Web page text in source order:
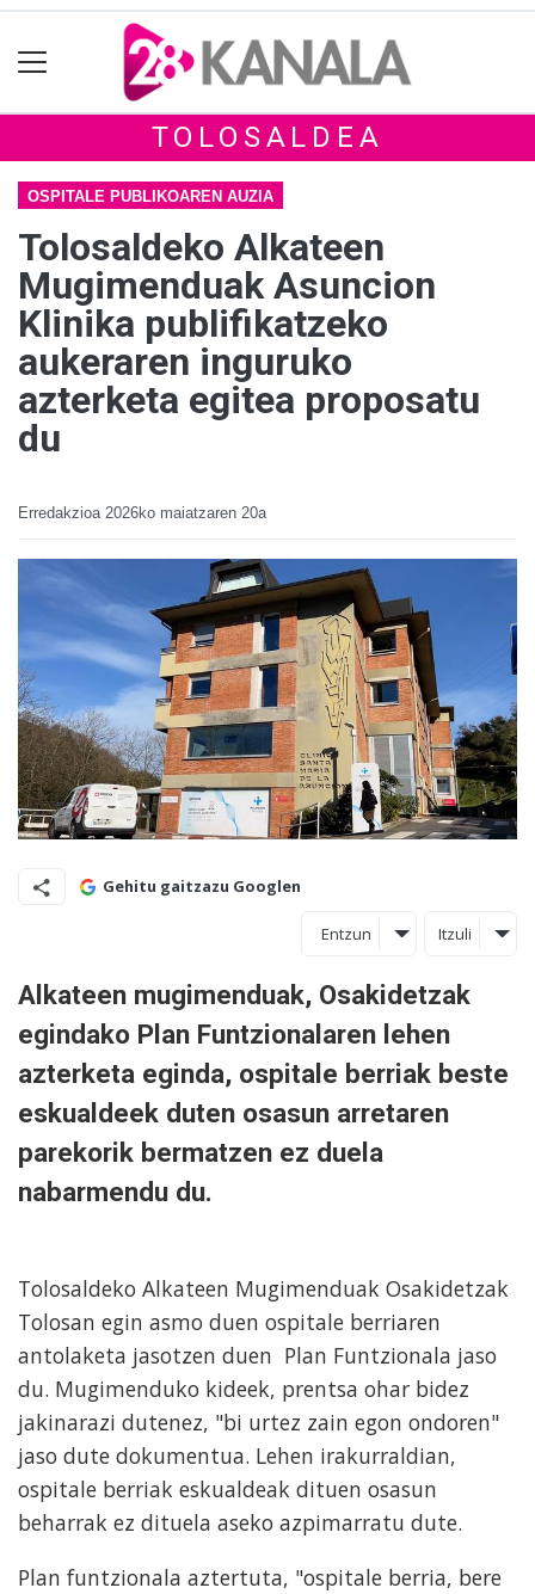
TOLOSALDEA
OSPITALE PUBLIKOAREN AUZIA
Tolosaldeko Alkateen
Mugimenduak Asuncion
Klinika publifikatzeko
aukeraren inguruko
azterketa egitea proposatu
du
Erredakzioa 2026ko maiatzaren 20a
Gehitu gaitzazu Googlen
Entzun Itzuli
Alkateen mugimenduak, Osakidetzak
egindako Plan Funtzionalaren lehen
azterketa eginda, ospitale berriak beste
eskualdeek duten osasun arretaren
parekorik bermatzen ez duela
nabarmendu du.
Tolosaldeko Alkateen Mugimenduak Osakidetzak
Tolosan egin asmo duen ospitale berriaren
antolaketa jasotzen duen Plan Funtzionala jaso
du. Mugimenduko kideek, prentsa ohar bidez
jakinarazi dutenez, "bi urtez zain egon ondoren"
jaso dute dokumentua. Lehen irakurraldian,
ospitale berriak eskualdeak dituen osasun
beharrak ez dituela aseko azpimarratu dute.
Plan funtzionala aztertuta, "ospitale berria, bere